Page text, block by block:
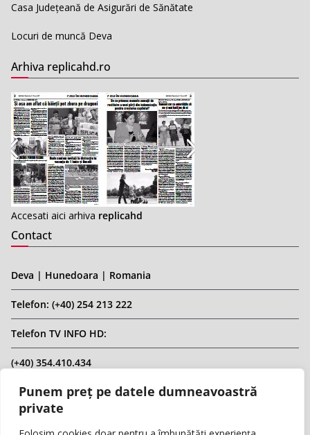
Punem preț pe datele dumneavoastră
private
Casa Județeană de Asigurări de Sănătate
Locuri de muncă Deva
Arhiva replicahd.ro
Accesati aici arhiva replicahd
Contact
Deva | Hunedoara | Romania
Telefon: (+40) 254 213 222
Telefon TV INFO HD:
(+40) 354.410.434
Email: infohd20@gmail.com